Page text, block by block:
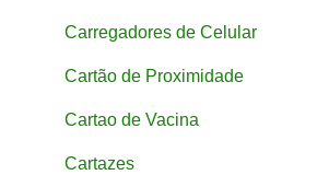
Carregadores de Celular
Cartão de Proximidade
Cartao de Vacina
Cartazes